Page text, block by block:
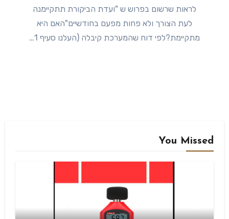
לראות שרשום בפרוש ש "ועדת הביקורת תתקיימנה
לעת הצורך ולא פחות מפעם בחודשיים"האם היא
מתקיימת?לפי דוח שהמערכת קיבלה (העלנו סעיף 1…
You Missed